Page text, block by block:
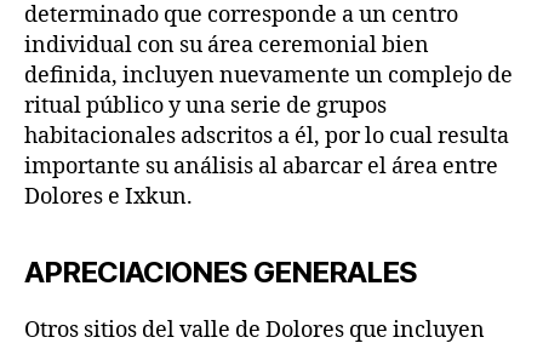
determinado que corresponde a un centro
individual con su área ceremonial bien
definida, incluyen nuevamente un complejo de
ritual público y una serie de grupos
habitacionales adscritos a él, por lo cual resulta
importante su análisis al abarcar el área entre
Dolores e Ixkun.
APRECIACIONES GENERALES
Otros sitios del valle de Dolores que incluyen